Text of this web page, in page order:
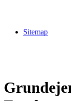
Sitemap